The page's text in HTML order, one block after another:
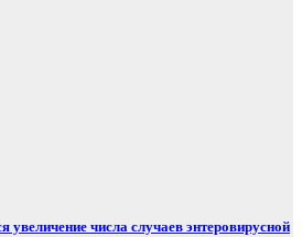
увеличение числа случаев энтеровирусной